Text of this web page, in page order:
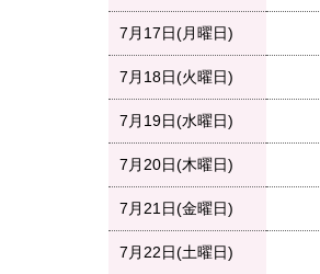
7月17日(月曜日)
7月18日(火曜日)
7月19日(水曜日)
7月20日(木曜日)
7月21日(金曜日)
7月22日(土曜日)